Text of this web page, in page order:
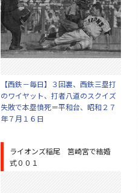
【西鉄－毎日】３回裏、西鉄三塁打
のワイヤット、打者八道のスクイズ
失敗で本塁憤死＝平和台、昭和２７
年７月１６日
ライオンズ稲尾 筥崎宮で結婚
式００１